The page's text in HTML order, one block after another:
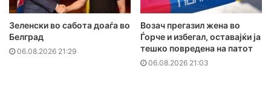
Зеленски во сабота доаѓа во
Белград
06.08.2026 21:29
Возач прегазил жена во
Ѓорче и избегал, оставајќи ја
тешко повредена на патот
06.08.2026 21:03